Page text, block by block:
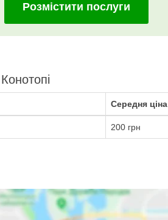
Розмістити послуги
Середня ціна
200 грн